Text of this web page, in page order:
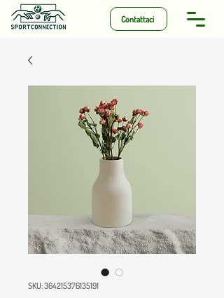
Contattaci
SKU: 364215376135191